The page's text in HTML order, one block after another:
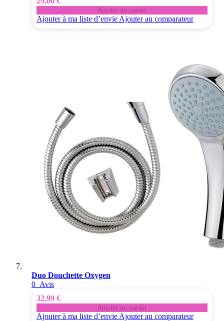
Ajouter au panier
Ajouter à ma liste d’envie Ajouter au comparateur
Duo Douchette Oxygen
0 Avis
32,99 €
Ajouter au panier
Ajouter à ma liste d’envie Ajouter au comparateur